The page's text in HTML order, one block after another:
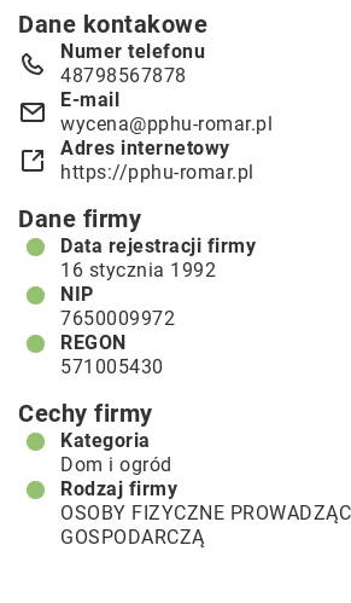
Dane kontakowe
Numer telefonu
48798567878
E-mail
wycena@pphu-romar.pl
Adres internetowy
https://pphu-romar.pl
Dane firmy
Data rejestracji firmy
16 stycznia 1992
NIP
7650009972
REGON
571005430
Cechy firmy
Kategoria
Dom i ogród
Rodzaj firmy
OSOBY FIZYCZNE
GOSPODARCZĄ